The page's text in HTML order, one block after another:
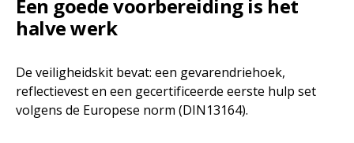
Een goede voorbereiding is het
halve werk
De veiligheidskit bevat: een gevarendriehoek,
reflectievest en een gecertificeerde eerste hulp set
volgens de Europese norm (DIN13164).